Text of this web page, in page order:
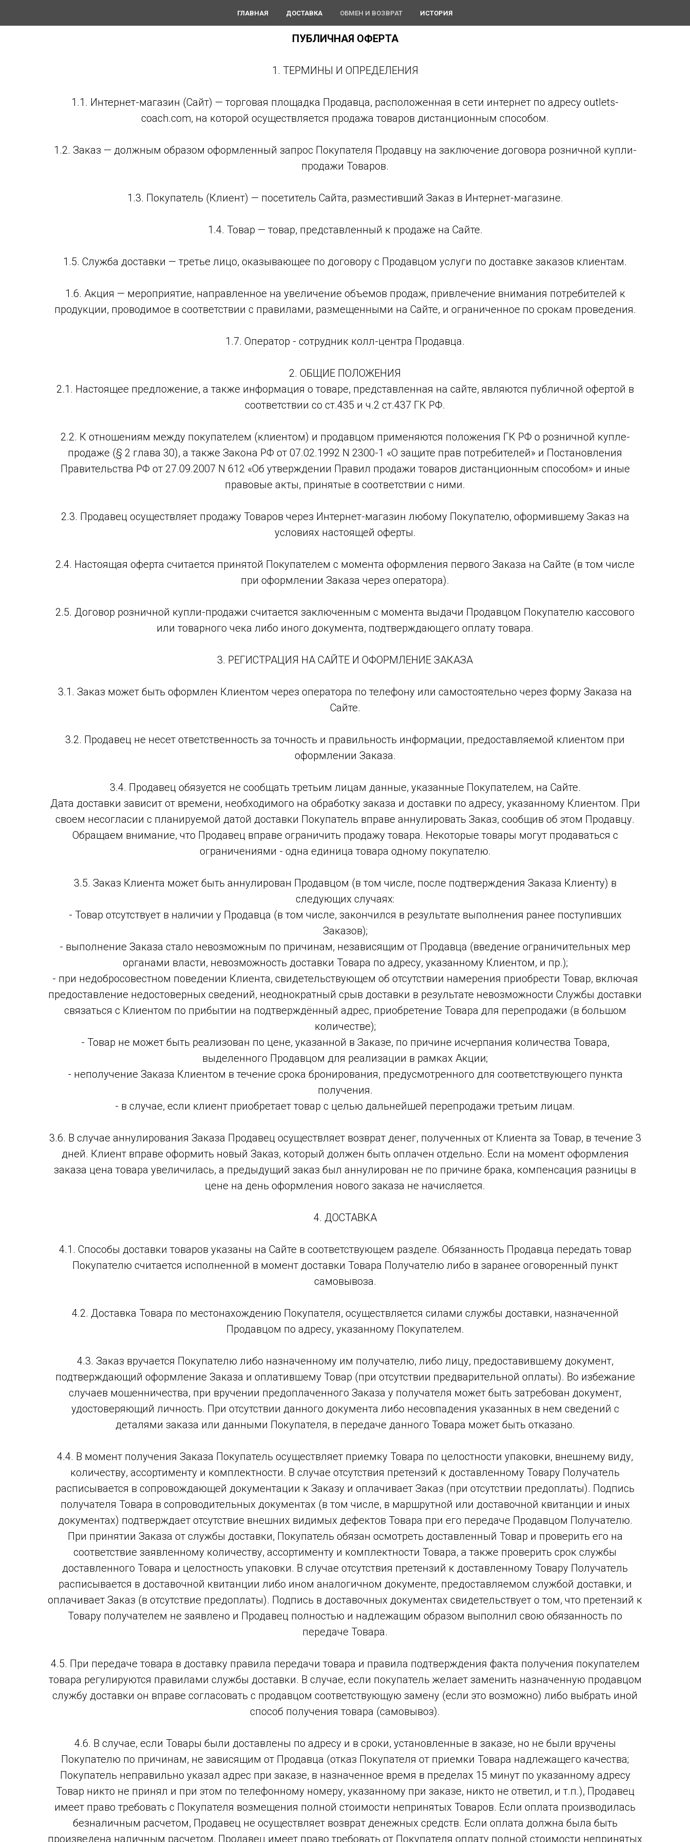
ГЛАВНАЯ ДОСТАВКА ОБМЕН И ВОЗВРАТ ИСТОРИЯ
ПУБЛИЧНАЯ ОФЕРТА
1. ТЕРМИНЫ И ОПРЕДЕЛЕНИЯ
1.1. Интернет-магазин (Сайт) — торговая площадка Продавца, расположенная в сети интернет по адресу outlets-
coach.com, на которой осуществляется продажа товаров дистанционным способом.
1.2. Заказ — должным образом оформленный запрос Покупателя Продавцу на заключение договора розничной купли-
продажи Товаров.
1.3. Покупатель (Клиент) — посетитель Сайта, разместивший Заказ в Интернет-магазине.
1.4. Товар — товар, представленный к продаже на Сайте.
1.5. Служба доставки — третье лицо, оказывающее по договору с Продавцом услуги по доставке заказов клиентам.
1.6. Акция — мероприятие, направленное на увеличение объемов продаж, привлечение внимания потребителей к
продукции, проводимое в соответствии с правилами, размещенными на Сайте, и ограниченное по срокам проведения.
1.7. Оператор - сотрудник колл-центра Продавца.
2. ОБЩИЕ ПОЛОЖЕНИЯ
2.1. Настоящее предложение, а также информация о товаре, представленная на сайте, являются публичной офертой в
соответствии со ст.435 и ч.2 ст.437 ГК РФ.
2.2. К отношениям между покупателем (клиентом) и продавцом применяются положения ГК РФ о розничной купле-
продаже (§ 2 глава 30), а также Закона РФ от 07.02.1992 N 2300-1 «О защите прав потребителей» и Постановления
Правительства РФ от 27.09.2007 N 612 «Об утверждении Правил продажи товаров дистанционным способом» и иные
правовые акты, принятые в соответствии с ними.
2.3. Продавец осуществляет продажу Товаров через Интернет-магазин любому Покупателю, оформившему Заказ на
условиях настоящей оферты.
2.4. Настоящая оферта считается принятой Покупателем с момента оформления первого Заказа на Сайте (в том числе
при оформлении Заказа через оператора).
2.5. Договор розничной купли-продажи считается заключенным с момента выдачи Продавцом Покупателю кассового
или товарного чека либо иного документа, подтверждающего оплату товара.
3. РЕГИСТРАЦИЯ НА САЙТЕ И ОФОРМЛЕНИЕ ЗАКАЗА
3.1. Заказ может быть оформлен Клиентом через оператора по телефону или самостоятельно через форму Заказа на
Сайте.
3.2. Продавец не несет ответственность за точность и правильность информации, предоставляемой клиентом при
оформлении Заказа.
3.4. Продавец обязуется не сообщать третьим лицам данные, указанные Покупателем, на Сайте.
Дата доставки зависит от времени, необходимого на обработку заказа и доставки по адресу, указанному Клиентом. При
своем несогласии с планируемой датой доставки Покупатель вправе аннулировать Заказ, сообщив об этом Продавцу.
Обращаем внимание, что Продавец вправе ограничить продажу товара. Некоторые товары могут продаваться с
ограничениями - одна единица товара одному покупателю.
3.5. Заказ Клиента может быть аннулирован Продавцом (в том числе, после подтверждения Заказа Клиенту) в
следующих случаях:
- Товар отсутствует в наличии у Продавца (в том числе, закончился в результате выполнения ранее поступивших
Заказов);
- выполнение Заказа стало невозможным по причинам, независящим от Продавца (введение ограничительных мер
органами власти, невозможность доставки Товара по адресу, указанному Клиентом, и пр.);
- при недобросовестном поведении Клиента, свидетельствующем об отсутствии намерения приобрести Товар, включая
предоставление недостоверных сведений, неоднократный срыв доставки в результате невозможности Службы доставки
связаться с Клиентом по прибытии на подтверждённый адрес, приобретение Товара для перепродажи (в большом
количестве);
- Товар не может быть реализован по цене, указанной в Заказе, по причине исчерпания количества Товара,
выделенного Продавцом для реализации в рамках Акции;
- неполучение Заказа Клиентом в течение срока бронирования, предусмотренного для соответствующего пункта
получения.
- в случае, если клиент приобретает товар с целью дальнейшей перепродажи третьим лицам.
3.6. В случае аннулирования Заказа Продавец осуществляет возврат денег, полученных от Клиента за Товар, в течение 3
дней. Клиент вправе оформить новый Заказ, который должен быть оплачен отдельно. Если на момент оформления
заказа цена товара увеличилась, а предыдущий заказ был аннулирован не по причине брака, компенсация разницы в
цене на день оформления нового заказа не начисляется.
4. ДОСТАВКА
4.1. Способы доставки товаров указаны на Сайте в соответствующем разделе. Обязанность Продавца передать товар
Покупателю считается исполненной в момент доставки Товара Получателю либо в заранее оговоренный пункт
самовывоза.
4.2. Доставка Товара по местонахождению Покупателя, осуществляется силами службы доставки, назначенной
Продавцом по адресу, указанному Покупателем.
4.3. Заказ вручается Покупателю либо назначенному им получателю, либо лицу, предоставившему документ,
подтверждающий оформление Заказа и оплатившему Товар (при отсутствии предварительной оплаты). Во избежание
случаев мошенничества, при вручении предоплаченного Заказа у получателя может быть затребован документ,
удостоверяющий личность. При отсутствии данного документа либо несовпадения указанных в нем сведений с
деталями заказа или данными Покупателя, в передаче данного Товара может быть отказано.
4.4. В момент получения Заказа Покупатель осуществляет приемку Товара по целостности упаковки, внешнему виду,
количеству, ассортименту и комплектности. В случае отсутствия претензий к доставленному Товару Получатель
расписывается в сопровождающей документации к Заказу и оплачивает Заказ (при отсутствии предоплаты). Подпись
получателя Товара в сопроводительных документах (в том числе, в маршрутной или доставочной квитанции и иных
документах) подтверждает отсутствие внешних видимых дефектов Товара при его передаче Продавцом Получателю.
При принятии Заказа от службы доставки, Покупатель обязан осмотреть доставленный Товар и проверить его на
соответствие заявленному количеству, ассортименту и комплектности Товара, а также проверить срок службы
доставленного Товара и целостность упаковки. В случае отсутствия претензий к доставленному Товару Получатель
расписывается в доставочной квитанции либо ином аналогичном документе, предоставляемом службой доставки, и
оплачивает Заказ (в отсутствие предоплаты). Подпись в доставочных документах свидетельствует о том, что претензий к
Товару получателем не заявлено и Продавец полностью и надлежащим образом выполнил свою обязанность по
передаче Товара.
4.5. При передаче товара в доставку правила передачи товара и правила подтверждения факта получения покупателем
товара регулируются правилами службы доставки. В случае, если покупатель желает заменить назначенную продавцом
службу доставки он вправе согласовать с продавцом соответствующую замену (если это возможно) либо выбрать иной
способ получения товара (самовывоз).
4.6. В случае, если Товары были доставлены по адресу и в сроки, установленные в заказе, но не были вручены
Покупателю по причинам, не зависящим от Продавца (отказ Покупателя от приемки Товара надлежащего качества;
Покупатель неправильно указал адрес при заказе, в назначенное время в пределах 15 минут по указанному адресу
Товар никто не принял и при этом по телефонному номеру, указанному при заказе, никто не ответил, и т.п.), Продавец
имеет право требовать с Покупателя возмещения полной стоимости непринятых Товаров. Если оплата производилась
безналичным расчетом, Продавец не осуществляет возврат денежных средств. Если оплата должна была быть
произведена наличным расчетом, Продавец имеет право требовать от Покупателя оплату полной стоимости непринятых